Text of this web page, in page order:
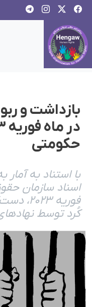
حکومتی
با استناد بە
اسناد سازمان
کُرد توسط